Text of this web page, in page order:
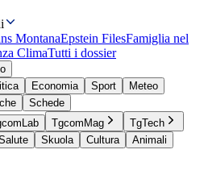
MontanaEpstein FilesFamiglia nel
ClimaTutti i dossier
Economia Sport
Meteo
Schede
TgcomMag
TgTech
Skuola Cultura
Animali